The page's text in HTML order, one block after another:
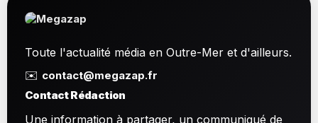
Toute l'actualité média en Outre-Mer et d'ailleurs.
✉️ contact@megazap.fr
Contact Rédaction
Une information à partager, un communiqué de